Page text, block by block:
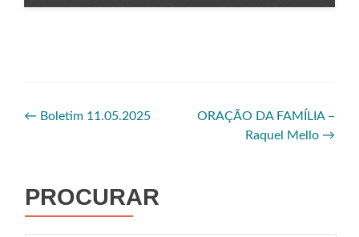
← Boletim 11.05.2025
ORAÇÃO DA FAMÍLIA –
Raquel Mello →
PROCURAR